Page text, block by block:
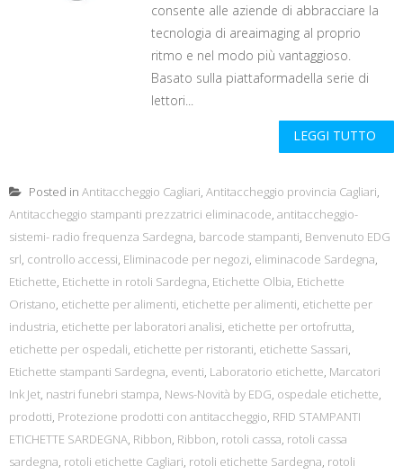
consente alle aziende di abbracciare la
tecnologia di areaimaging al proprio
ritmo e nel modo più vantaggioso.
Basato sulla piattaformadella serie di
lettori...
LEGGI TUTTO
Posted in Antitaccheggio Cagliari, Antitaccheggio provincia Cagliari,
Antitaccheggio stampanti prezzatrici eliminacode, antitaccheggio-
sistemi- radio frequenza Sardegna, barcode stampanti, Benvenuto EDG
srl, controllo accessi, Eliminacode per negozi, eliminacode Sardegna,
Etichette, Etichette in rotoli Sardegna, Etichette Olbia, Etichette
Oristano, etichette per alimenti, etichette per alimenti, etichette per
industria, etichette per laboratori analisi, etichette per ortofrutta,
etichette per ospedali, etichette per ristoranti, etichette Sassari,
Etichette stampanti Sardegna, eventi, Laboratorio etichette, Marcatori
Ink Jet, nastri funebri stampa, News-Novità by EDG, ospedale etichette,
prodotti, Protezione prodotti con antitaccheggio, RFID STAMPANTI
ETICHETTE SARDEGNA, Ribbon, Ribbon, rotoli cassa, rotoli cassa
sardegna, rotoli etichette Cagliari, rotoli etichette Sardegna, rotoli